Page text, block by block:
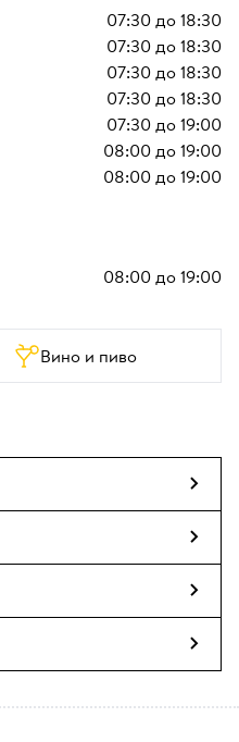
07:30до18:30
07:30до18:30
07:30до18:30
07:30до18:30
07:30до19:00
08:00до19:00
08:00до19:00
08:00до19:00
Вино и пиво